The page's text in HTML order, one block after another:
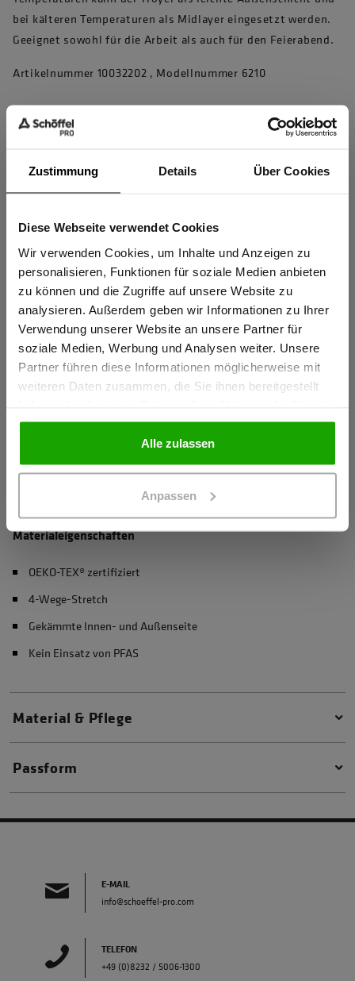
Zustimmung Details Über Cookies
Diese Webseite verwendet Cookies
Wir verwenden Cookies, um Inhalte und Anzeigen zu
personalisieren, Funktionen für soziale Medien anbieten
zu können und die Zugriffe auf unsere Website zu
analysieren. Außerdem geben wir Informationen zu Ihrer
Verwendung unserer Website an unsere Partner für
soziale Medien, Werbung und Analysen weiter. Unsere
Partner führen diese Informationen möglicherweise mit
weiteren Daten zusammen, die Sie ihnen bereitgestellt
gesammelt haben.
Alle zulassen
Anpassen
bei kälteren Temperaturen als Midlayer eingesetzt werden.
Geeignet sowohl für die Arbeit als auch für den Feierabend.
Artikelnummer 10032202 , Modellnummer 6210
Produkteigenschaften
1/4 Reißverschluss mit Untertrittleiste
Doppelter Stehkragen mit Kinnschutz
Hochwertige perforierte und dehnbare Ventilationseinsätze
Elastische, enganliegende Ärmelabschlüsse, die vor Staub
schützen und auch mit Jacken mit dicken Ärmel-Abschlüssen
bequem zu tragen sind
Wärmend, atmungsaktiv
Herstellerangaben
Schwabmünchen, Deutschland
Materialeigenschaften
OEKO-TEX® zertifiziert
4-Wege-Stretch
Gekämmte Innen- und Außenseite
Kein Einsatz von PFAS
Material & Pflege
Passform
E-MAIL
info@schoeffel-pro.com
TELEFON
+49 (0)8232 / 5006-1300
Sind Sie
Gewerbetreibender?
Ich bestätige, dass ich Gewerbetreibender bin. Alle
Preise werden netto ausgewiesen.